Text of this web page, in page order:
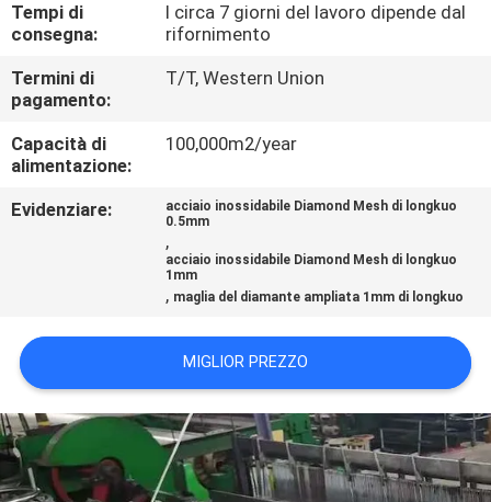
CONTROLLO
DI
QUALITÀ
CONTATTACI
CITAZIONE
MAPPA
DEL
SITO
Tempi di
consegna:
I circa 7 giorni del lavoro dipende dal
rifornimento
Termini di
pagamento:
T/T, Western Union
Capacità di
alimentazione:
100,000m2/year
Evidenziare:
acciaio inossidabile Diamond Mesh di longkuo
0.5mm
,
acciaio inossidabile Diamond Mesh di longkuo
1mm
, maglia del diamante ampliata 1mm di longkuo
MIGLIOR PREZZO